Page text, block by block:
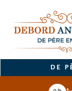
DE